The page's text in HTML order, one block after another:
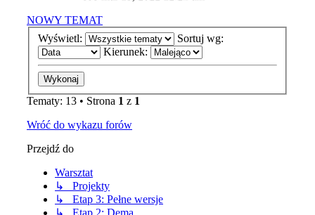
NOWY TEMAT
Wyświetl:
Sortuj wg:
Kierunek:
Tematy: 13 • Strona 1 z 1
Wróć do wykazu forów
Przejdź do
Warsztat
↳ Projekty
↳ Etap 3: Pełne wersje
↳ Etap 2: Dema